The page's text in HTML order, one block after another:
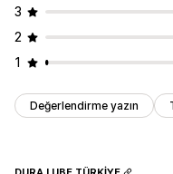
3
2
1
Değerlendirme yazın